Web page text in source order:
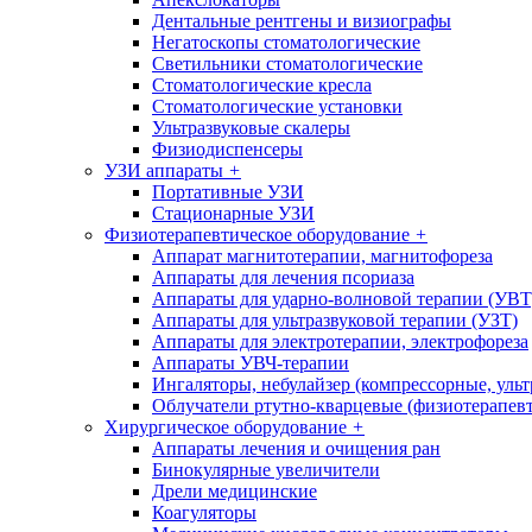
Дентальные рентгены и визиографы
Негатоскопы стоматологические
Светильники стоматологические
Стоматологические кресла
Стоматологические установки
Ультразвуковые скалеры
Физиодиспенсеры
УЗИ аппараты +
Портативные УЗИ
Стационарные УЗИ
Физиотерапевтическое оборудование +
Аппарат магнитотерапии, магнитофореза
Аппараты для лечения псориаза
Аппараты для ударно-волновой терапии
Аппараты для ультразвуковой терапии (УЗТ)
Аппараты для электротерапии, электрофореза
Аппараты УВЧ-терапии
Ингаляторы, небулайзер (компрессорные,
Облучатели ртутно-кварцевые
Хирургическое оборудование +
Аппараты лечения и очищения ран
Бинокулярные увеличители
Дрели медицинские
Коагуляторы